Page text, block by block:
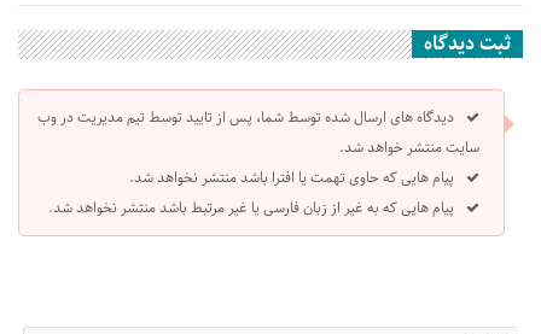
ثبت دیدگاه
دیدگاه های ارسال شده توسط شما، پس از تایید توسط تیم مدیریت در وب
سایت منتشر خواهد شد.
پیام هایی که حاوی تهمت یا افترا باشد منتشر نخواهد شد.
پیام هایی که به غیر از زبان فارسی یا غیر مرتبط باشد منتشر نخواهد شد.